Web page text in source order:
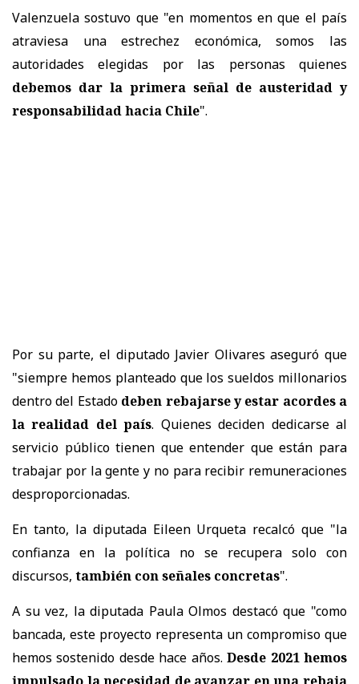
Valenzuela sostuvo que "en momentos en que el país
atraviesa una estrechez económica, somos las
autoridades elegidas por las personas quienes
debemos dar la primera señal de austeridad y
responsabilidad hacia Chile".
Por su parte, el diputado Javier Olivares aseguró que
"siempre hemos planteado que los sueldos millonarios
dentro del Estado deben rebajarse y estar acordes a
la realidad del país. Quienes deciden dedicarse al
servicio público tienen que entender que están para
trabajar por la gente y no para recibir remuneraciones
desproporcionadas.
En tanto, la diputada Eileen Urqueta recalcó que "la
confianza en la política no se recupera solo con
discursos, también con señales concretas".
A su vez, la diputada Paula Olmos destacó que "como
bancada, este proyecto representa un compromiso que
hemos sostenido desde hace años.Desde 2021 hemos